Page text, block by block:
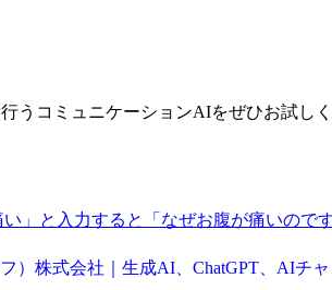
うコミュニケーションAIをぜひお試しく
」と入力すると「なぜお腹が痛いので
）株式会社｜生成AI、ChatGPT、AIチ